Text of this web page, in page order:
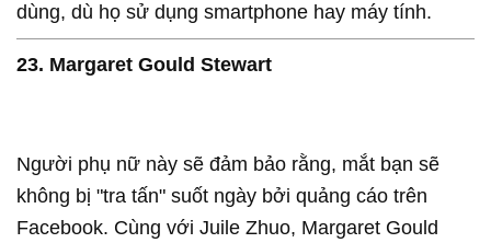
dùng, dù họ sử dụng smartphone hay máy tính.
23. Margaret Gould Stewart
Người phụ nữ này sẽ đảm bảo rằng, mắt bạn sẽ
không bị "tra tấn" suốt ngày bởi quảng cáo trên
Facebook. Cùng với Juile Zhuo, Margaret Gould